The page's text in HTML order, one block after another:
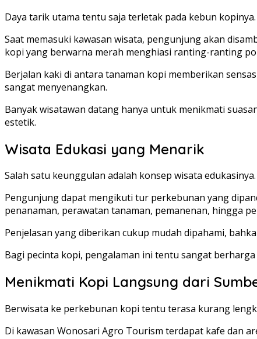
Daya tarik utama tentu saja terletak pada kebun kopinya.
Saat memasuki kawasan wisata, pengunjung akan
kopi yang berwarna merah menghiasi ranting-ranting
Berjalan kaki di antara tanaman kopi memberikan
sangat menyenangkan.
Banyak wisatawan datang hanya untuk menikmati
estetik.
Wisata Edukasi yang Menarik
Salah satu keunggulan adalah konsep wisata edukasinya.
Pengunjung dapat mengikuti tur perkebunan yang
penanaman, perawatan tanaman, pemanenan, hingga
Penjelasan yang diberikan cukup mudah dipahami,
Bagi pecinta kopi, pengalaman ini tentu sangat
Menikmati Kopi Langsung dari
Berwisata ke perkebunan kopi tentu terasa kurang
Di kawasan Wonosari Agro Tourism terdapat kafe dan